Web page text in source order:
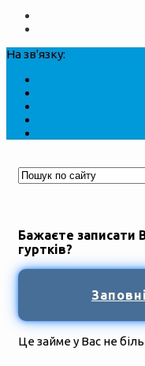
На зв'язку:
Бажаєте записати
гуртків?
Це займе у Вас не